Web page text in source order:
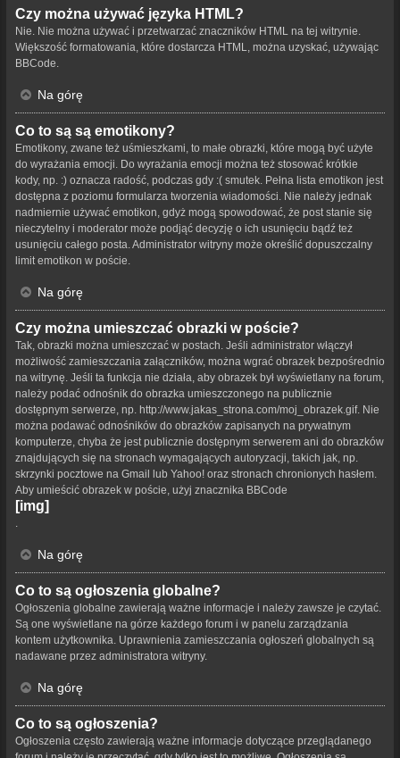
Czy można używać języka HTML?
Nie. Nie można używać i przetwarzać znaczników HTML na tej witrynie.
Większość formatowania, które dostarcza HTML, można uzyskać, używając
BBCode.
Na górę
Co to są są emotikony?
Emotikony, zwane też uśmieszkami, to małe obrazki, które mogą być użyte
do wyrażania emocji. Do wyrażania emocji można też stosować krótkie
kody, np. :) oznacza radość, podczas gdy :( smutek. Pełna lista emotikon jest
dostępna z poziomu formularza tworzenia wiadomości. Nie należy jednak
nadmiernie używać emotikon, gdyż mogą spowodować, że post stanie się
nieczytelny i moderator może podjąć decyzję o ich usunięciu bądź też
usunięciu całego posta. Administrator witryny może określić dopuszczalny
limit emotikon w poście.
Na górę
Czy można umieszczać obrazki w poście?
Tak, obrazki można umieszczać w postach. Jeśli administrator włączył
możliwość zamieszczania załączników, można wgrać obrazek bezpośrednio
na witrynę. Jeśli ta funkcja nie działa, aby obrazek był wyświetlany na forum,
należy podać odnośnik do obrazka umieszczonego na publicznie
dostępnym serwerze, np. http://www.jakas_strona.com/moj_obrazek.gif. Nie
można podawać odnośników do obrazków zapisanych na prywatnym
komputerze, chyba że jest publicznie dostępnym serwerem ani do obrazków
znajdujących się na stronach wymagających autoryzacji, takich jak, np.
skrzynki pocztowe na Gmail lub Yahoo! oraz stronach chronionych hasłem.
Aby umieścić obrazek w poście, użyj znacznika BBCode
[img]
Na górę
Co to są ogłoszenia globalne?
Ogłoszenia globalne zawierają ważne informacje i należy zawsze je czytać.
Są one wyświetlane na górze każdego forum i w panelu zarządzania
kontem użytkownika. Uprawnienia zamieszczania ogłoszeń globalnych są
nadawane przez administratora witryny.
Na górę
Co to są ogłoszenia?
Ogłoszenia często zawierają ważne informacje dotyczące przeglądanego